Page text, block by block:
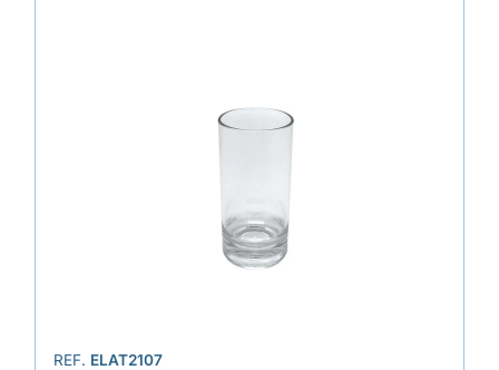
REF. ELAT2107